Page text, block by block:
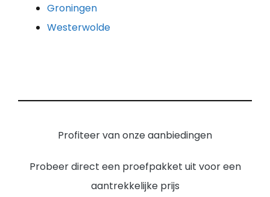
Groningen
Westerwolde
Profiteer van onze aanbiedingen
Probeer direct een proefpakket uit voor een
aantrekkelijke prijs